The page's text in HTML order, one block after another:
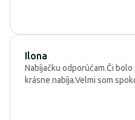
Ilona
Nabíjačku odporúčam.Či
krásne nabíja.Velmi som